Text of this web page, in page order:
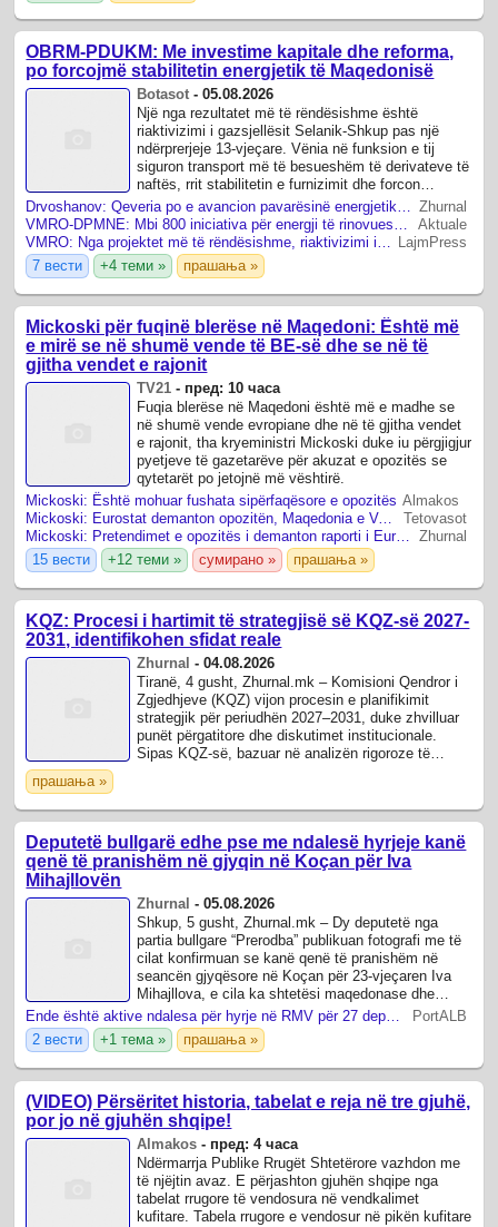
OBRM-PDUKM: Me investime kapitale dhe reforma,
po forcojmë stabilitetin energjetik të Maqedonisë
Botasot -05.08.2026
Një nga rezultatet më të rëndësishme është
riaktivizimi i gazsjellësit Selanik-Shkup pas një
ndërprerjeje 13-vjeçare. Vënia në funksion e tij
siguron transport më të besueshëm të derivateve të
naftës, rrit stabilitetin e furnizimit dhe forcon
sigurinë energjetike të vendit, ...
Zhurnal
Aktuale
LajmPress
7 вести
+4 теми » прашања »
Mickoski për fuqinë blerëse në Maqedoni: Është më
e mirë se në shumë vende të BE-së dhe se në të
gjitha vendet e rajonit
TV21 - пред: 10 часа
Fuqia blerëse në Maqedoni është më e madhe se
në shumë vende evropiane dhe në të gjitha vendet
e rajonit, tha kryeministri Mickoski duke iu përgjigjur
pyetjeve të gazetarëve për akuzat e opozitës se
qytetarët po jetojnë më vështirë.
Mickoski: Është mohuar fushata sipërfaqësore e opozitës Almakos
Mickoski: Eurostat demanton opozitën, Maqedonia e Veriut ka fuqinë blerëse më të lartë në rajon
Tetovasot
Mickoski: Pretendimet e opozitës i demanton raporti i Eurostatit për fuqinë blerëse, Maqedonia është para të gjitha vendeve të rajonit
Zhurnal
15 вести
+12 теми » сумирано » прашања »
KQZ: Procesi i hartimit të strategjisë së KQZ-së 2027-
2031, identifikohen sfidat reale
Zhurnal -04.08.2026
Tiranë, 4 gusht, Zhurnal.mk – Komisioni Qendror i
Zgjedhjeve (KQZ) vijon procesin e planifikimit
strategjik për periudhën 2027–2031, duke zhvilluar
punët përgatitore dhe diskutimet institucionale.
Sipas KQZ-së, bazuar në analizën rigoroze të
прашања »
Deputetë bullgarë edhe pse me ndalesë hyrjeje kanë
qenë të pranishëm në gjyqin në Koçan për Iva
Mihajllovën
Zhurnal -05.08.2026
Shkup, 5 gusht, Zhurnal.mk – Dy deputetë nga
partia bullgare “Prerodba” publikuan fotografi me të
cilat konfirmuan se kanë qenë të pranishëm në
seancën gjyqësore në Koçan për 23‑vjeçaren Iva
Mihajllova, e cila ka shtetësi maqedonase dhe
bullgare.
Ende është aktive ndalesa për hyrje në RMV për 27 deputetët bullgarë
PortALB
2 вести
+1 тема » прашања »
(VIDEO) Përsëritet historia, tabelat e reja në tre gjuhë,
por jo në gjuhën shqipe!
Almakos - пред: 4 часа
Ndërmarrja Publike Rrugët Shtetërore vazhdon me
të njëjtin avaz. E përjashton gjuhën shqipe nga
tabelat rrugore të vendosura në vendkalimet
kufitare. Tabela rrugore e vendosur në pikën kufitare